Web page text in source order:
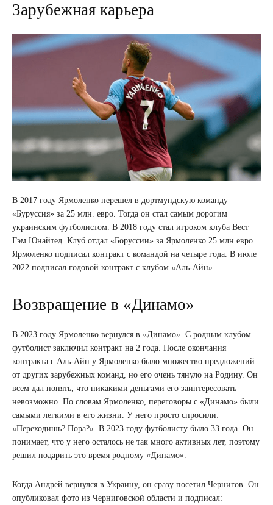
Зарубежная карьера
В 2017 году Ярмоленко перешел в дортмундскую команду
«Буруссия» за 25 млн. евро. Тогда он стал самым дорогим
украинским футболистом. В 2018 году стал игроком клуба Вест
Гэм Юнайтед. Клуб отдал «Боруссии» за Ярмоленко 25 млн евро.
Ярмоленко подписал контракт с командой на четыре года. В июле
2022 подписал годовой контракт с клубом «Аль-Айн».
Возвращение в «Динамо»
В 2023 году Ярмоленко вернулся в «Динамо». С родным клубом
футболист заключил контракт на 2 года. После окончания
контракта с Аль-Айн у Ярмоленко было множество предложений
от других зарубежных команд, но его очень тянуло на Родину. Он
всем дал понять, что никакими деньгами его заинтересовать
невозможно. По словам Ярмоленко, переговоры с «Динамо» были
самыми легкими в его жизни. У него просто спросили:
«Переходишь? Пора?». В 2023 году футболисту было 33 года. Он
понимает, что у него осталось не так много активных лет, поэтому
решил подарить это время родному «Динамо».
Когда Андрей вернулся в Украину, он сразу посетил Чернигов. Он
опубликовал фото из Черниговской области и подписал: